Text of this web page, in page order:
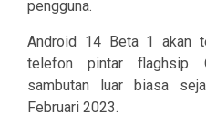
pengguna.
Android 14 Beta 1 akan
telefon pintar flaghsip
sambutan luar biasa
Februari 2023.